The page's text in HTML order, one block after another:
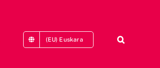
(EU) Euskara